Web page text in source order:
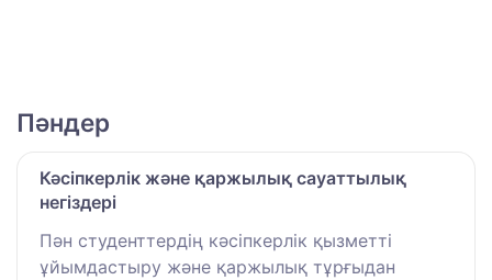
Пәндер
Кәсіпкерлік және қаржылық сауаттылық
негіздері
Пән студенттердің кәсіпкерлік қызметті
ұйымдастыру және қаржылық тұрғыдан